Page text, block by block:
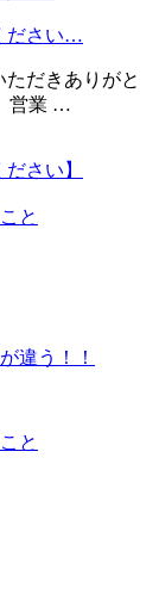
ださい…
だきありがと
営業 …
さい】
と
違う！！
と